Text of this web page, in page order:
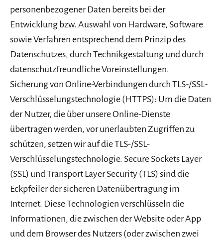
personenbezogener Daten bereits bei der
Entwicklung bzw. Auswahl von Hardware, Software
sowie Verfahren entsprechend dem Prinzip des
Datenschutzes, durch Technikgestaltung und durch
datenschutzfreundliche Voreinstellungen.
Sicherung von Online-Verbindungen durch TLS-/SSL-
Verschlüsselungstechnologie (HTTPS): Um die Daten
der Nutzer, die über unsere Online-Dienste
übertragen werden, vor unerlaubten Zugriffen zu
schützen, setzen wir auf die TLS-/SSL-
Verschlüsselungstechnologie. Secure Sockets Layer
(SSL) und Transport Layer Security (TLS) sind die
Eckpfeiler der sicheren Datenübertragung im
Internet. Diese Technologien verschlüsseln die
Informationen, die zwischen der Website oder App
und dem Browser des Nutzers (oder zwischen zwei